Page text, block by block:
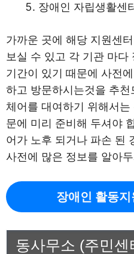
장애인 자립생활센
가까운 곳에 해당 지원센
보실 수 있고 각 기관 마다
기간이 있기 때문에 사전
하고 방문하시는것을 추
체어를 대여하기 위해서
문에 미리 준비해 두셔야
어가 노후 되거나 파손 된
사전에 많은 정보를 알아
장애인 활동
동사무소 (주민센